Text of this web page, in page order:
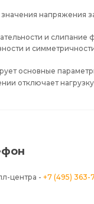
напряжения
и слипание
и
основные
отключает
центра - +7 (495) 363-